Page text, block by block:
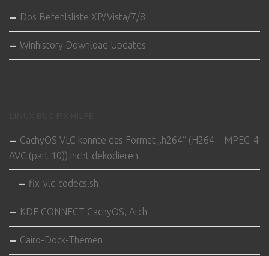
Dos Befehlsliste XP/Vista/7/8
Winhistory Download Updates
CachyOS VLC konnte das Format „h264“ (H264 – MPEG-4
AVC (part 10)) nicht dekodieren
fix-vlc-codecs.sh
KDE CONNECT CachyOS, Arch
Cairo-Dock-Themen